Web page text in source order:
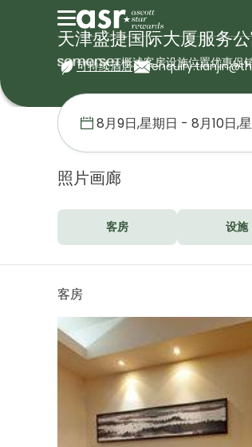
概述客房设施位置优惠促
天津盛捷国际大厦服务
可持续酒店
首页 盛捷服务公寓 中国 天津盛捷国际
照片画廊
客房 设施
客房